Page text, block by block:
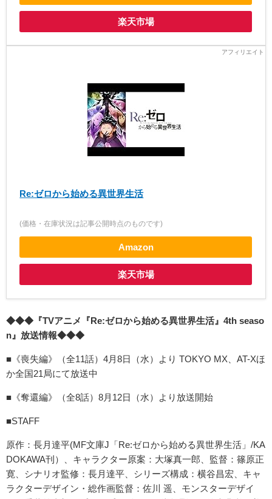
楽天市場
Re:ゼロから始める異世界生活
(価格・在庫状況は記事公開時点のものです)
Amazon
楽天市場
◆◆◆『TVアニメ『Re:ゼロから始める異世界生活』4th seaso
n』放送情報◆◆◆
■《喪失編》（全11話）4月8日（水）より TOKYO MX、AT-Xほ
か全国21局にて放送中
■《奪還編》（全8話）8月12日（水）より放送開始
■STAFF
原作：長月達平(MF文庫J「Re:ゼロから始める異世界生活」/KA
DOKAWA刊）、キャラクター原案：大塚真一郎、監督：篠原正
寛、シナリオ監修：長月達平、シリーズ構成：横谷昌宏、キャ
ラクターデザイン・総作画監督：佐川 遥、モンスターデザイ